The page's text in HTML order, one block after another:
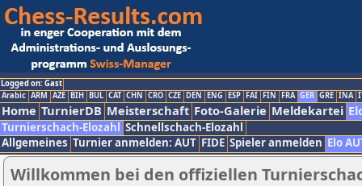
Logged on: Gast
Arabic ARM AZE BIH BUL CAT CHN CRO CZE DEN ENG ESP FAI FIN FRA GER GRE INA
Home TurnierDB Meisterschaft Foto-Galerie Meldekartei
Turnierschach-Elozahl Schnellschach-Elozahl
Allgemeines Turnier anmelden: AUT FIDE Spieler anmelden Elo
Willkommen bei den offiziellen